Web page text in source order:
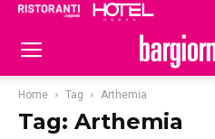
Home Tag Arthemia
Tag: Arthemia